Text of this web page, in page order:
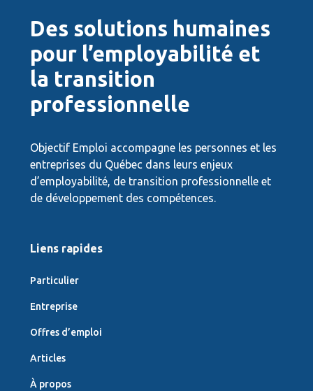
Des solutions humaines
pour l’employabilité et
la transition
professionnelle
Objectif Emploi accompagne les personnes et les
entreprises du Québec dans leurs enjeux
d’employabilité, de transition professionnelle et
de développement des compétences.
Liens rapides
Particulier
Entreprise
Offres d’emploi
Articles
À propos